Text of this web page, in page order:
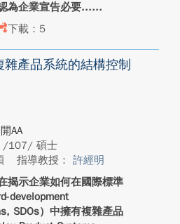
為企業宣告必要...
下載：5
產品系統的結構控制
AA
/107/ 碩士
指導教授： 許經明
揭示企業如何在國際標準
development
SDOs）中擁有複雜產品